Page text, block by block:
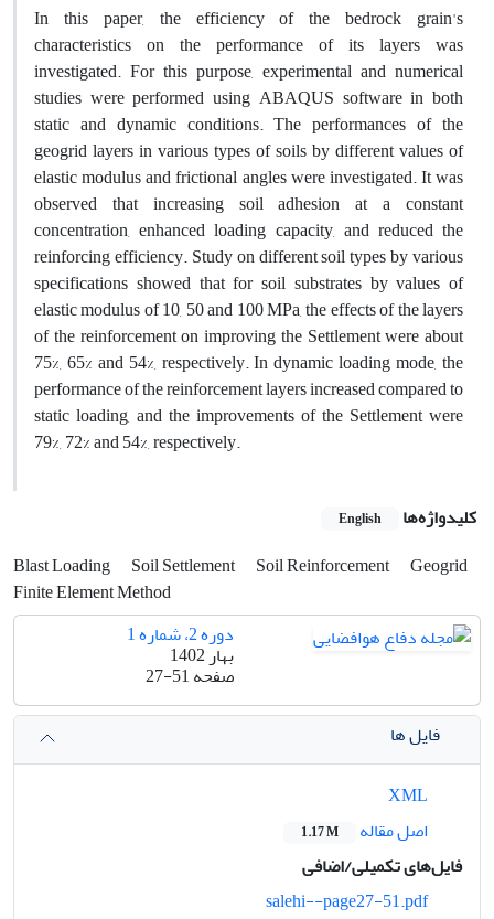
In this paper, the efficiency of the bedrock grain's
characteristics on the performance of its layers was
investigated. For this purpose, experimental and numerical
studies were performed using ABAQUS software in both
static and dynamic conditions. The performances of the
geogrid layers in various types of soils by different values of
elastic modulus and frictional angles were investigated. It was
observed that increasing soil adhesion at a constant
concentration, enhanced loading capacity, and reduced the
reinforcing efficiency. Study on different soil types by various
specifications showed that for soil substrates by values of
elastic modulus of 10, 50 and 100 MPa, the effects of the layers
of the reinforcement on improving the Settlement were about
75%, 65% and 54%, respectively. In dynamic loading mode, the
performance of the reinforcement layers increased compared to
static loading, and the improvements of the Settlement were
79%, 72% and 54%, respectively.
کلیدواژه‌ها English
Blast Loading Soil Settlement Soil Reinforcement Geogrid
Finite Element Method
دوره 2، شماره 1
بهار 1402
صفحه27-51
فایل ها
اصل مقاله
1.17 M
فایل‌های تکمیلی/اضافی
salehi--page27-51.pdf